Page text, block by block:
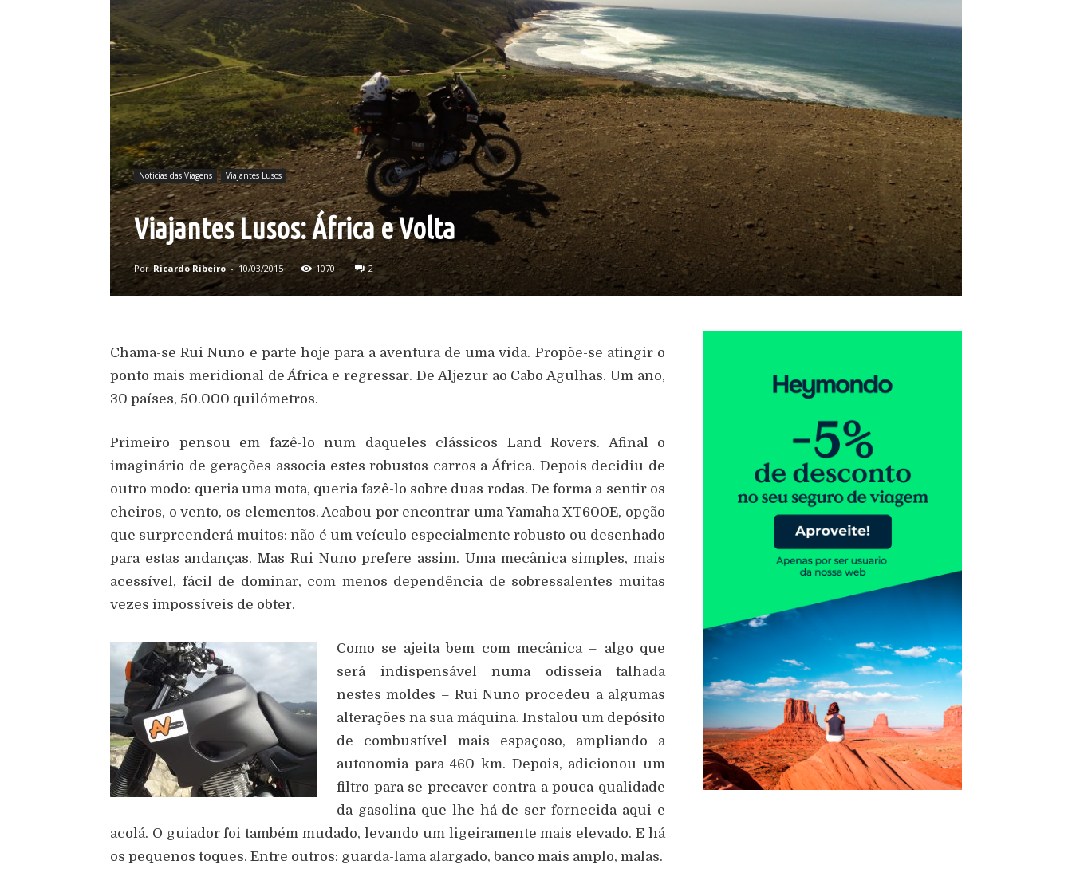
Noticias das Viagens Viajantes Lusos
Viajantes Lusos: África e Volta
Por Ricardo Ribeiro - 10/03/2015 1070 2
Chama-se Rui Nuno e parte hoje para a aventura de uma vida. Propõe-se atingir o
ponto mais meridional de África e regressar. De Aljezur ao Cabo Agulhas. Um ano,
30 países, 50.000 quilómetros.
Primeiro pensou em fazê-lo num daqueles clássicos Land Rovers. Afinal o
imaginário de gerações associa estes robustos carros a África. Depois decidiu de
outro modo: queria uma mota, queria fazê-lo sobre duas rodas. De forma a sentir os
cheiros, o vento, os elementos. Acabou por encontrar uma Yamaha XT600E, opção
que surpreenderá muitos: não é um veículo especialmente robusto ou desenhado
para estas andanças. Mas Rui Nuno prefere assim. Uma mecânica simples, mais
acessível, fácil de dominar, com menos dependência de sobressalentes muitas
vezes impossíveis de obter.
Como se ajeita bem com mecânica – algo que
será indispensável numa odisseia talhada
nestes moldes – Rui Nuno procedeu a algumas
alterações na sua máquina. Instalou um depósito
de combustível mais espaçoso, ampliando a
autonomia para 460 km. Depois, adicionou um
filtro para se precaver contra a pouca qualidade
da gasolina que lhe há-de ser fornecida aqui e
acolá. O guiador foi também mudado, levando um ligeiramente mais elevado. E há
os pequenos toques. Entre outros: guarda-lama alargado, banco mais amplo, malas.